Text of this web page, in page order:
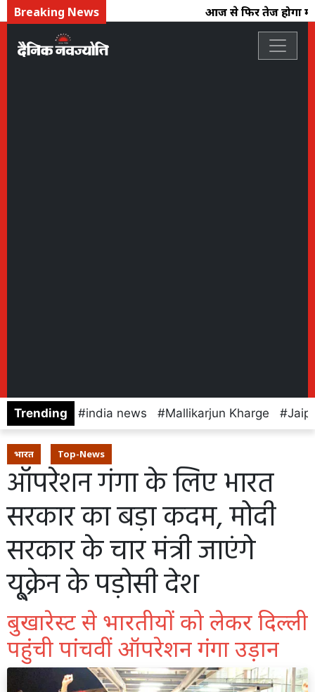
Breaking News आज से फिर तेज होगा
Trending india news Mallikarjun Kharge
भारत Top-News
ऑपरेशन गंगा के लिए भारत
सरकार का बड़ा कदम, मोदी
सरकार के चार मंत्री जाएंगे
यू्क्रेन के पड़ोसी देश
बुखारेस्ट से भारतीयों को लेकर दिल्ली
पहुंची पांचवीं ऑपरेशन गंगा उड़ान